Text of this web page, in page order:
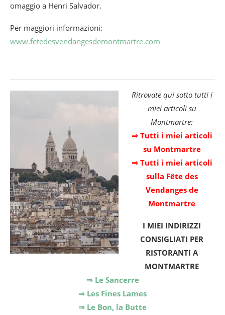
omaggio a Henri Salvador.
Per maggiori informazioni:
www.fetedesvendangesdemontmartre.com
Ritrovate qui sotto tutti i
miei articoli su
Montmartre:
⇒ Tutti i miei articoli
su Montmartre
⇒ Tutti i miei articoli
sulla Fête des
Vendanges de
Montmartre
I MIEI INDIRIZZI
CONSIGLIATI PER
RISTORANTI A
MONTMARTRE
⇒ Le Sancerre
⇒ Les Fines Lames
⇒ Le Bon, la Butte